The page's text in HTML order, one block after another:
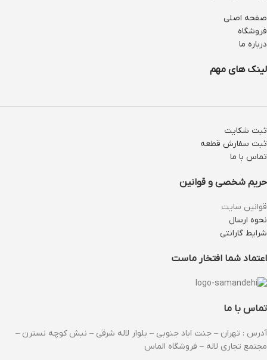
صفحه اصلی
فروشگاه
درباره ما
لینک های مهم
ثبت شکایت
ثبت سفارش قطعه
تماس با ما
حریم شخصی و قوانین
قوانین سایت
نحوه ارسال
شرایط گارانتی
اعتماد شما افتخار ماست
تماس با ما
آدرس : تهران – جنت اباد جنوبی – بلوار لاله شرقی – نبش کوچه نسترن –
مجتمع تجاری لاله – فروشگاه الماس